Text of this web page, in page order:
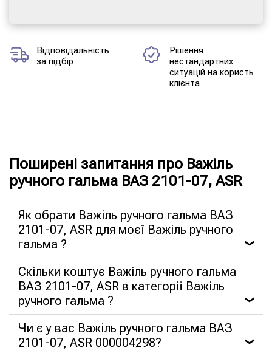
Відповідальність
за підбір
Рішення
нестандартних
ситуацій на користь
клієнта
Поширені запитання про Важіль
ручного гальма ВАЗ 2101-07, ASR
Як обрати Важіль ручного гальма ВАЗ
2101-07, ASR для моєї Важіль ручного
гальма ?
❯
Скільки коштує Важіль ручного гальма
ВАЗ 2101-07, ASR в категорії Важіль
ручного гальма ?
❯
Чи є у вас Важіль ручного гальма ВАЗ
2101-07, ASR 000004298?
❯